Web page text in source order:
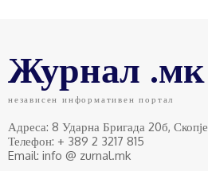
Журнал .мк
независен информативен портал
Адреса: 8 Ударна Бригада 20б, Скопје
Телефон: + 389 2 3217 815
Email: info @ zurnal.mk